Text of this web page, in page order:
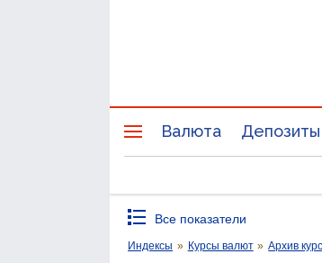
Валюта Депозиты
Все показатели
Индексы » Курсы валют » Архив